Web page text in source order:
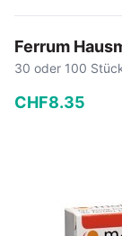
Ferrum
30 oder 100
CHF8.35